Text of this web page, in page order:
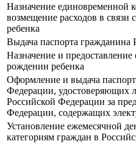
Назначение единовременной
возмещение расходов в
ребенка
Выдача паспорта гражданина
Назначение и
рождении ребенка
Оформление и выдача
Федерации, удостоверяющих
Российской Федерации за
Федерации, содержащих
Установление ежемесячной
категориям граждан в